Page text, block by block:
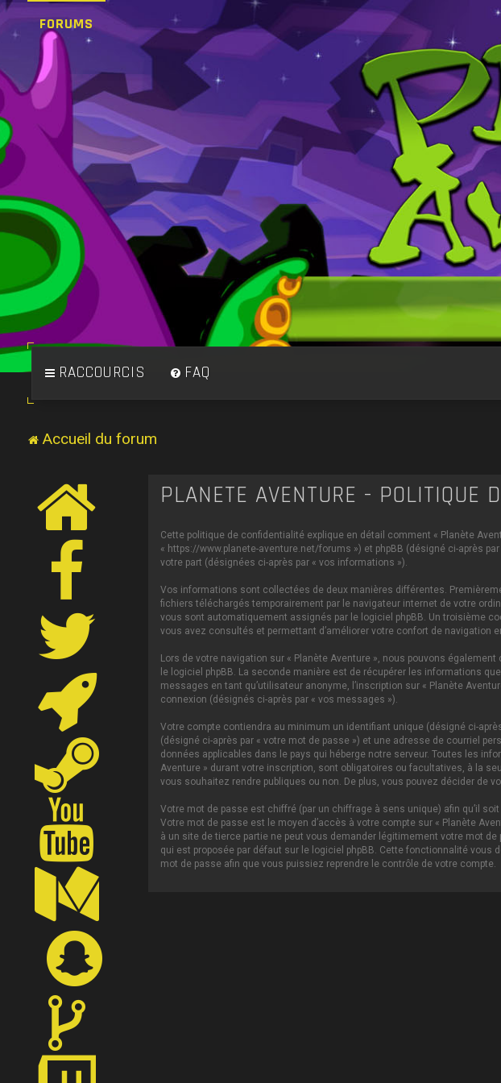
FORUMS
RACCOURCIS FAQ
Accueil du forum
PLANÈTE AVENTURE - POLITIQUE
Cette politique de confidentialité explique en détail comment « Planète
« https://www.planete-aventure.net/forums ») et phpBB (désigné ci-après
votre part (désignées ci-après par « vos informations »).
Vos informations sont collectées de deux manières différentes.
fichiers téléchargés temporairement par le navigateur internet de votre
vous sont automatiquement assignés par le logiciel phpBB. Un troisième
vous avez consultés et permettant d’améliorer votre confort de navigation
Lors de votre navigation sur « Planète Aventure », nous pouvons
le logiciel phpBB. La seconde manière est de récupérer les informations
messages en tant qu’utilisateur anonyme, l’inscription sur « Planète
connexion (désignés ci-après par « vos messages »).
Votre compte contiendra au minimum un identifiant unique (désigné ci-
(désigné ci-après par « votre mot de passe ») et une adresse de courriel
données applicables dans le pays qui héberge notre serveur. Toutes les
Aventure » durant votre inscription, sont obligatoires ou facultatives, à la
vous souhaitez rendre publiques ou non. De plus, vous pouvez décider de
Votre mot de passe est chiffré (par un chiffrage à sens unique) afin qu’il
Votre mot de passe est le moyen d’accès à votre compte sur « Planète
à un site de tierce partie ne peut vous demander légitimement votre mot
qui est proposée par défaut sur le logiciel phpBB. Cette fonctionnalité
mot de passe afin que vous puissiez reprendre le contrôle de votre compte.